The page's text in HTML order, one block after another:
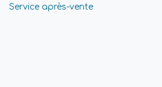
Service après-vente